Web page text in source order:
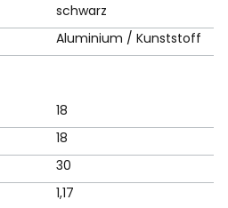
schwarz
Aluminium / Kunststoff
18
18
30
1,17